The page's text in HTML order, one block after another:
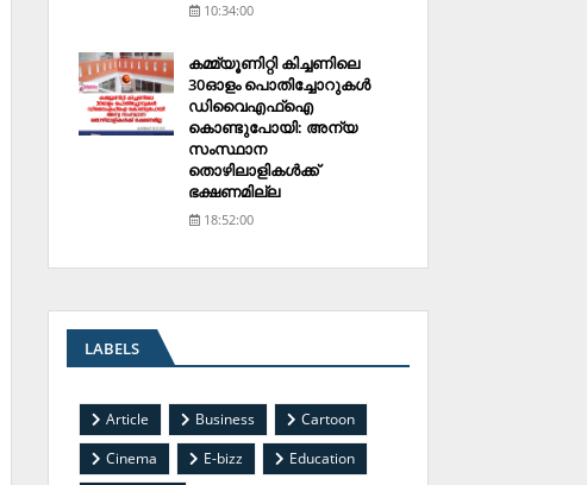
10:34:00
കമ്മ്യൂണിറ്റി കിച്ചണിലെ
30ഓളം പൊതിച്ചോറുകള്‍
ഡിവൈഎഫ്‌ഐ
കൊണ്ടുപോയി: അന്യ
സംസ്ഥാന
തൊഴിലാളികള്‍ക്ക്
ഭക്ഷണമില്ല
18:52:00
LABELS
Article Business
Cartoon
Cinema
E-bizz
Education